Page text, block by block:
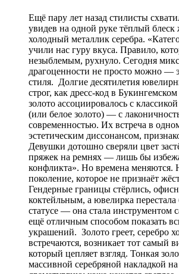
Ещё пару лет назад стилисты
увидев на одной руке тёплый блеск
холодный металлик серебра.
учили нас гуру вкуса. Правило,
незыблемым, рухнуло. Сегодня
драгоценности не просто можно —
стиля. Долгие десятилетия
строг, как дресс-код в
золото ассоциировалось с
(или белое золото) — с
современностью. Их встреча в
эстетическим диссонансом,
Девушки дотошно сверяли цвет
пряжек на ремнях — лишь бы
конфликта». Но времена меняются.
поколение, которое не признаёт
Гендерные границы стёрлись,
коктейльным, а ювелирка
статусе — она стала инструментом
ещё отличным способом показать
украшений. Золото греет, серебро
встречаются, возникает тот самый
который цепляет взгляд. Тонкая
массивной серебряной накладкой на